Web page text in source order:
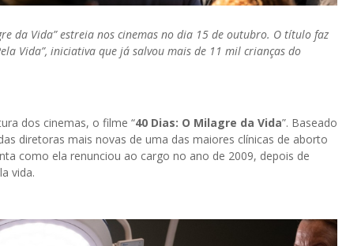
da Vida” estreia nos cinemas no dia 15 de outubro. O título faz
Vida”, iniciativa que já salvou mais de 11 mil crianças do
dos cinemas, o filme “40 Dias: O Milagre da Vida”. Baseado
diretoras mais novas de uma das maiores clínicas de aborto
como ela renunciou ao cargo no ano de 2009, depois de
vida.